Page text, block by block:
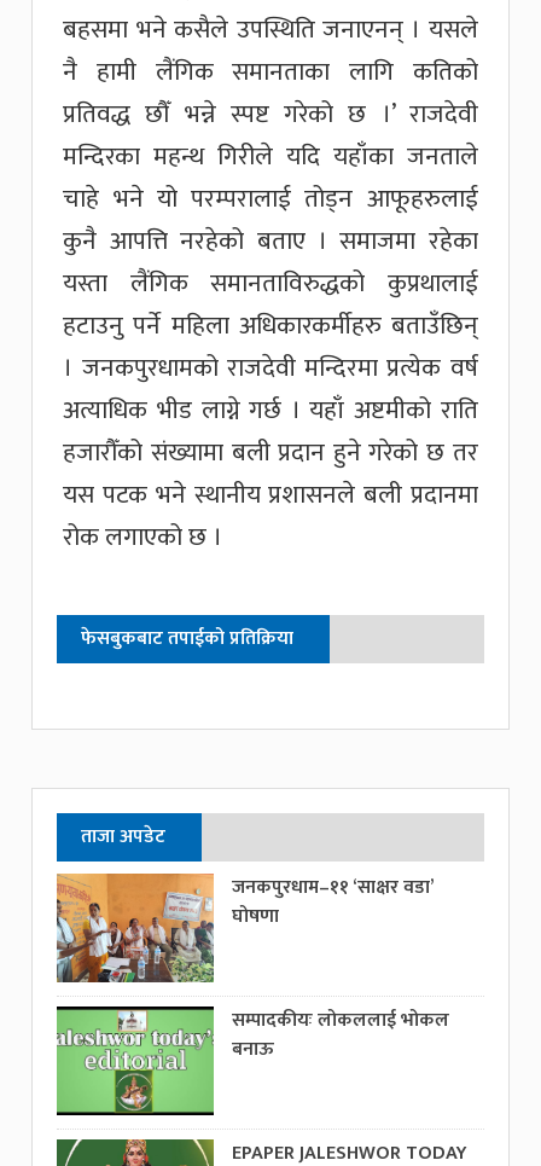
बहसमा भने कसैले उपस्थिति जनाएनन् । यसले
नै हामी लैंगिक समानताका लागि कतिको
प्रतिवद्ध छौँ भन्ने स्पष्ट गरेको छ ।’ राजदेवी
मन्दिरका महन्थ गिरीले यदि यहाँका जनताले
चाहे भने यो परम्परालाई तोड्न आफूहरुलाई
कुनै आपत्ति नरहेको बताए । समाजमा रहेका
यस्ता लैंगिक समानताविरुद्धको कुप्रथालाई
हटाउनु पर्ने महिला अधिकारकर्मीहरु बताउँछिन्
। जनकपुरधामको राजदेवी मन्दिरमा प्रत्येक वर्ष
अत्याधिक भीड लाग्ने गर्छ । यहाँ अष्टमीको राति
हजारौँको संख्यामा बली प्रदान हुने गरेको छ तर
यस पटक भने स्थानीय प्रशासनले बली प्रदानमा
रोक लगाएको छ ।
फेसबुकबाट तपाईको प्रतिक्रिया
ताजा अपडेट
जनकपुरधाम–११ ‘साक्षर वडा’
घोषणा
सम्पादकीयः लोकललाई भोकल
बनाऊ
EPAPER JALESHWOR TODAY